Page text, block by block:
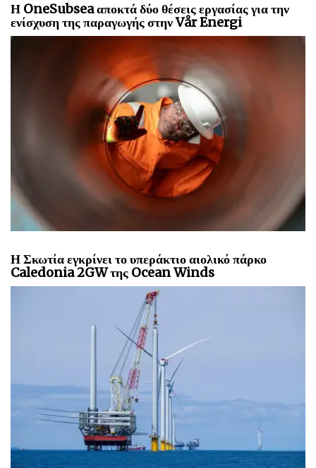
Η OneSubsea αποκτά δύο θέσεις εργασίας για την
ενίσχυση της παραγωγής στην Vår Energi
Η Σκωτία εγκρίνει το υπεράκτιο αιολικό πάρκο
Caledonia 2GW της Ocean Winds